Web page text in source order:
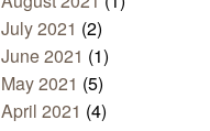
July 2021 (2)
June 2021 (1)
May 2021 (5)
April 2021 (4)